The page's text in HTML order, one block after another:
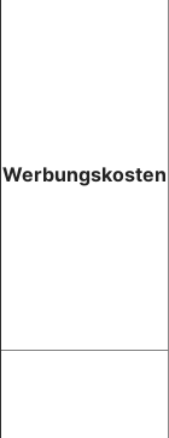
Werbungskosten